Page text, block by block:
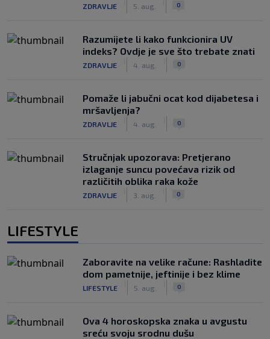
ZDRAVLJE 5. aug. 0
Razumijete li kako funkcionira UV
indeks? Ovdje je sve što trebate znati
ZDRAVLJE 4. aug. 0
Pomaže li jabučni ocat kod dijabetesa i
mršavljenja?
ZDRAVLJE 4. aug. 0
Stručnjak upozorava: Pretjerano
izlaganje suncu povećava rizik od
različitih oblika raka kože
ZDRAVLJE 3. aug. 0
LIFESTYLE
Zaboravite na velike račune: Rashladite
dom pametnije, jeftinije i bez klime
LIFESTYLE 5. aug. 0
Ova 4 horoskopska znaka u avgustu
sreću svoju srodnu dušu